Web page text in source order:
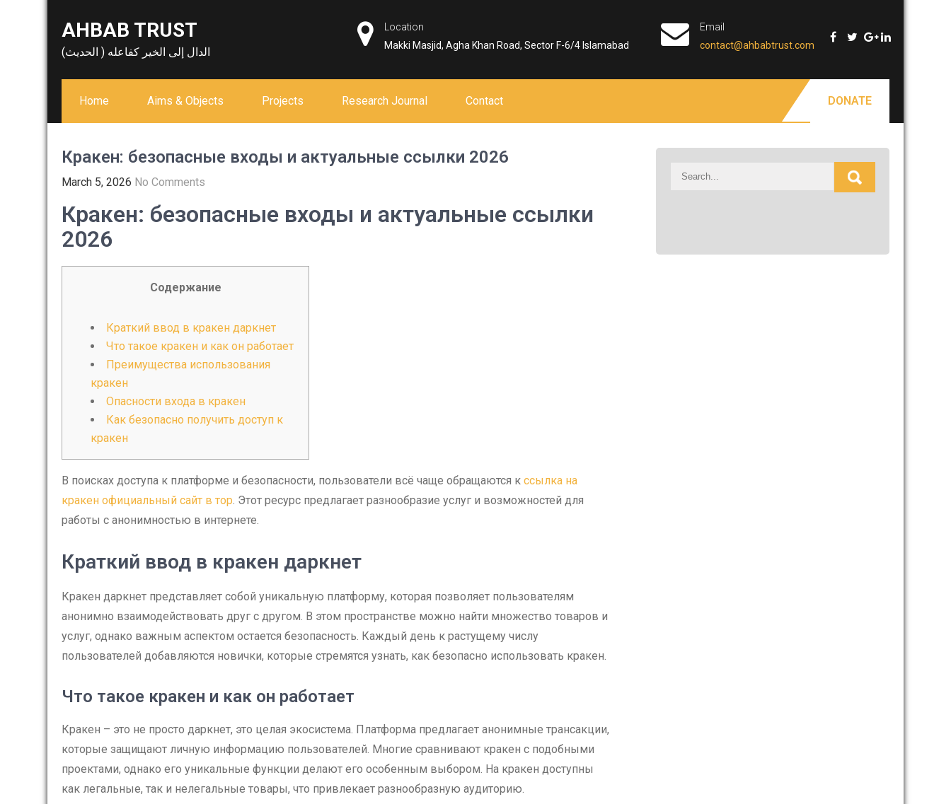
AHBAB TRUST
الدال إلى الخير كفاعله ( الحديث)
Location
Makki Masjid, Agha Khan Road, Sector F-6/4 Islamabad
Email
contact@ahbabtrust.com
Home Aims & Objects Projects Research Journal Contact DONATE
Кракен: безопасные входы и актуальные ссылки 2026
March 5, 2026 No Comments
Кракен: безопасные входы и актуальные ссылки
2026
Содержание
Краткий ввод в кракен даркнет
Что такое кракен и как он работает
Преимущества использования
кракен
Опасности входа в кракен
Как безопасно получить доступ к
кракен
В поисках доступа к платформе и безопасности, пользователи всё чаще обращаются к ссылка на
кракен официальный сайт в тор. Этот ресурс предлагает разнообразие услуг и возможностей для
работы с анонимностью в интернете.
Краткий ввод в кракен даркнет
Кракен даркнет представляет собой уникальную платформу, которая позволяет пользователям
анонимно взаимодействовать друг с другом. В этом пространстве можно найти множество товаров и
услуг, однако важным аспектом остается безопасность. Каждый день к растущему числу
пользователей добавляются новички, которые стремятся узнать, как безопасно использовать кракен.
Что такое кракен и как он работает
Кракен – это не просто даркнет, это целая экосистема. Платформа предлагает анонимные трансакции,
которые защищают личную информацию пользователей. Многие сравнивают кракен с подобными
проектами, однако его уникальные функции делают его особенным выбором. На кракен доступны
как легальные, так и нелегальные товары, что привлекает разнообразную аудиторию.